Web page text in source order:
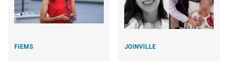
FIEMS JOINVILLE